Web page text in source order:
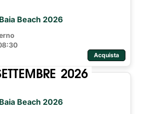
Beach 2026
Acquista
2026
Beach 2026